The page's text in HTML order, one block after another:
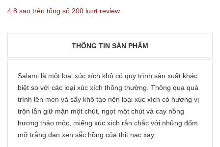
4.8 sao trên tổng số 200 lượt review
THÔNG TIN SẢN PHẨM
Salami là một loại xúc xích khô có quy trình sản xuất khác
biệt so với các loại xúc xích thông thường. Thông qua quá
trình lên men và sấy khô tạo nên loại xúc xích có hương vị
trộn lẫn giữ mặn một chút, ngọt một chút và cay nồng
hương thảo mộc, miếng xúc xích rắn chắc với những đốm
mỡ trắng đan xen sắc hồng của thịt nạc xay.